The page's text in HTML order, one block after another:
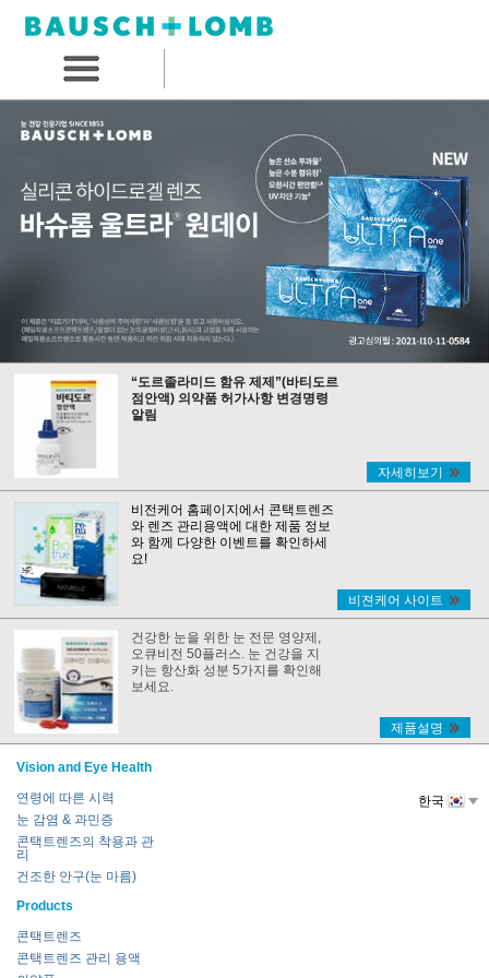
“도르졸라미드 함유 제제”(바티도르
점안액) 의약품 허가사항 변경명령
알림
자세히보기
비전케어 홈페이지에서 콘택트렌즈
와 렌즈 관리용액에 대한 제품 정보
와 함께 다양한 이벤트를 확인하세
요!
비젼케어 사이트
건강한 눈을 위한 눈 전문 영양제,
오큐비전 50플러스. 눈 건강을 지
키는 항산화 성분 5가지를 확인해
보세요.
제품설명
Vision and Eye Health
연령에 따른 시력
눈 감염 & 과민증
콘택트렌즈의 착용과 관
리
건조한 안구(눈 마름)
Products
콘택트렌즈
콘택트렌즈 관리 용액
한국